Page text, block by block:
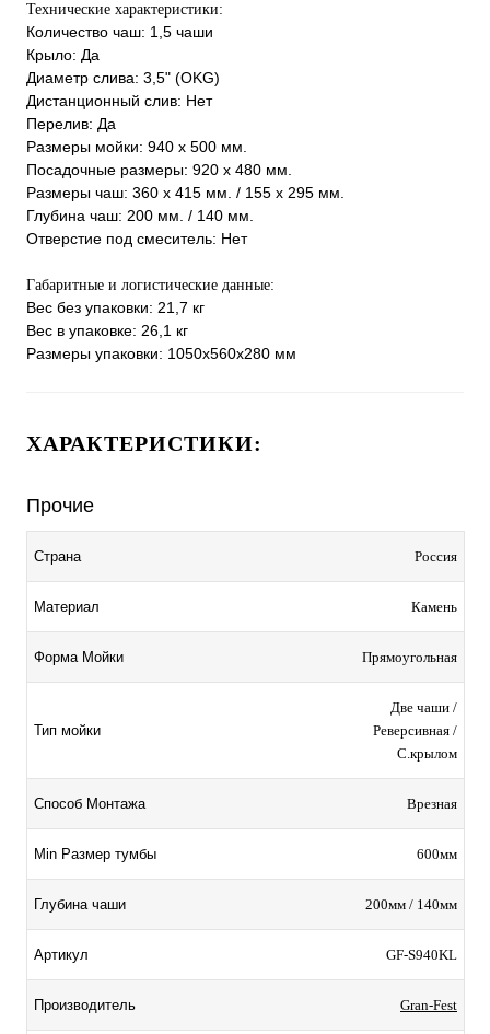
Технические характеристики:
Количество чаш: 1,5 чаши
Крыло: Да
Диаметр слива: 3,5" (OKG)
Дистанционный слив: Нет
Перелив: Да
Размеры мойки: 940 х 500 мм.
Посадочные размеры: 920 х 480 мм.
Размеры чаш: 360 х 415 мм. / 155 х 295 мм.
Глубина чаш: 200 мм. / 140 мм.
Отверстие под смеситель: Нет
Габаритные и логистические данные:
Вес без упаковки: 21,7 кг
Вес в упаковке: 26,1 кг
Размеры упаковки: 1050х560х280 мм
ХАРАКТЕРИСТИКИ:
Прочие
Страна Россия
Материал Камень
Форма Мойки Прямоугольная
Тип мойки
Две чаши /
Реверсивная /
С.крылом
Способ Монтажа Врезная
Min Размер тумбы 600мм
Глубина чаши 200мм / 140мм
Артикул GF-S940KL
Производитель Gran-Fest